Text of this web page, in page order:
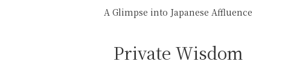
A Glimpse into Japanese Affluence
Private Wisdom